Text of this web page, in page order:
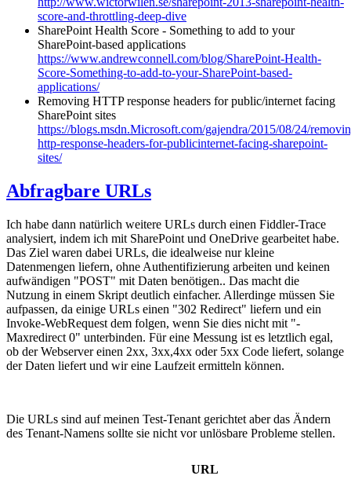
score-and-throttling-deep-dive
SharePoint Health Score - Something to add to your
SharePoint-based applications
https://www.andrewconnell.com/blog/SharePoint-Health-
Score-Something-to-add-to-your-SharePoint-based-
applications/
Removing HTTP response headers for public/internet facing
SharePoint sites
https://blogs.msdn.Microsoft.com/gajendra/2015/08/24/
http-response-headers-for-publicinternet-facing-sharepoint-
sites/
Abfragbare URLs
Ich habe dann natürlich weitere URLs durch einen Fiddler-Trace
analysiert, indem ich mit SharePoint und OneDrive gearbeitet habe.
Das Ziel waren dabei URLs, die idealweise nur kleine
Datenmengen liefern, ohne Authentifizierung arbeiten und keinen
aufwändigen "POST" mit Daten benötigen.. Das macht die
Nutzung in einem Skript deutlich einfacher. Allerdinge müssen Sie
aufpassen, da einige URLs einen "302 Redirect" liefern und ein
Invoke-WebRequest dem folgen, wenn Sie dies nicht mit "-
Maxredirect 0" unterbinden. Für eine Messung ist es letztlich egal,
ob der Webserver einen 2xx, 3xx,4xx oder 5xx Code liefert, solange
der Daten liefert und wir eine Laufzeit ermitteln können.
Die URLs sind auf meinen Test-Tenant gerichtet aber das Ändern
des Tenant-Namens sollte sie nicht vor unlösbare Probleme stellen.
URL